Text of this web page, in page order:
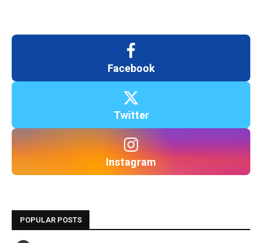
Facebook
Twitter
Instagram
POPULAR POSTS